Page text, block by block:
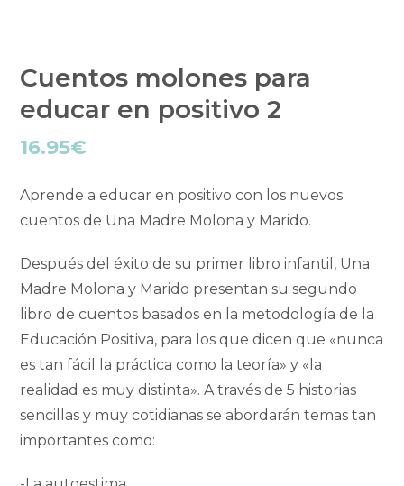
Cuentos molones para
educar en positivo 2
16.95€
Aprende a educar en positivo con los nuevos
cuentos de Una Madre Molona y Marido.
Después del éxito de su primer libro infantil, Una
Madre Molona y Marido presentan su segundo
libro de cuentos basados en la metodología de la
Educación Positiva, para los que dicen que «nunca
es tan fácil la práctica como la teoría» y «la
realidad es muy distinta». A través de 5 historias
sencillas y muy cotidianas se abordarán temas tan
importantes como: